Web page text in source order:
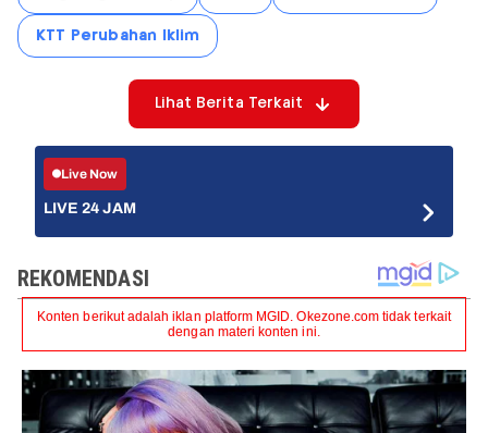
KTT Perubahan Iklim
Lihat Berita Terkait
Live Now
LIVE 24 JAM